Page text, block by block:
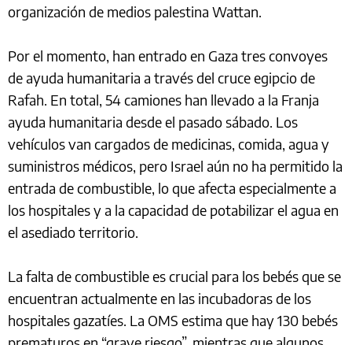
organización de medios palestina Wattan.
Por el momento, han entrado en Gaza tres convoyes
de ayuda humanitaria a través del cruce egipcio de
Rafah. En total, 54 camiones han llevado a la Franja
ayuda humanitaria desde el pasado sábado. Los
vehículos van cargados de medicinas, comida, agua y
suministros médicos, pero Israel aún no ha permitido la
entrada de combustible, lo que afecta especialmente a
los hospitales y a la capacidad de potabilizar el agua en
el asediado territorio.
La falta de combustible es crucial para los bebés que se
encuentran actualmente en las incubadoras de los
hospitales gazatíes. La OMS estima que hay 130 bebés